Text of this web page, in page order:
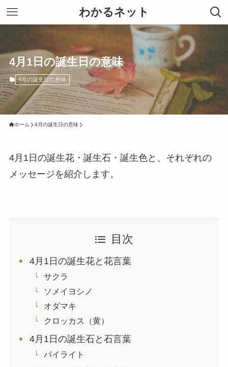
わかるネット
4月1日の誕生日の意味
4月の誕生日の意味
ホーム 4月の誕生日の意味
4月1日の誕生花・誕生石・誕生色と、それぞれの
メッセージを紹介します。
目次
4月1日の誕生花と花言葉
サクラ
ソメイヨシノ
オダマキ
クロッカス（黄）
4月1日の誕生石と石言葉
パイライト